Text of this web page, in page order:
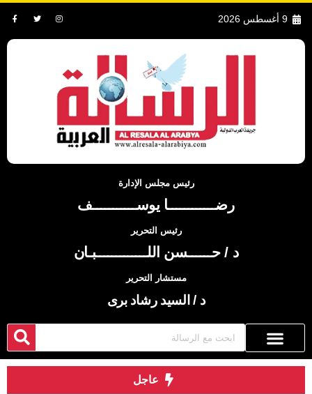
9 أغسطس 2026
رئيس مجلس الإدارة
رضــــــــــــا يوســـــــــــف
رئيس التحرير
د / حــــــسن اللـــــــــــــبـان
مستشار التحرير
د / السيد رشاد برى
عاجل